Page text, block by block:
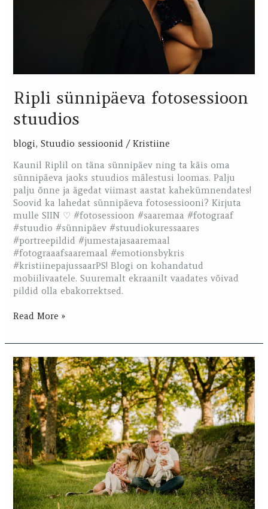
Ripli sünnipäeva fotosessioon
stuudios
blogi,Stuudio sessioonid /Kristiine
Kaunil Riplil on täna sünnipäev ning ta käis oma
sünnipäeva jaoks stuudios mälestusi loomas. Palju
palju õnne ja ägedat viimast aastat kahekümnendates!
Soovid ka lahedat sünnipäeva fotosessiooni? Kirjuta
mulle SIIN ♡ #fotosessioon #saaremaa #fotograaf
#stuudio #sünnipäev #stuudiokuressaares
#portreepildid #jumestajasaaremaal
#fotograaafsaaremaal #emotionsbykris
#kristiinepajussaarPS! Blogi on kohandatud
mobiilivaatele. Suuremalt ekraanilt vaadates võivad
pildid olla ebakorrektsed.
Read More »
Sandra
pere
fotosessioon